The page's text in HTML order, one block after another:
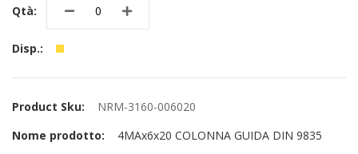
NRM-3160-006020
4MAx6x20 COLONNA GUIDA DIN 9835